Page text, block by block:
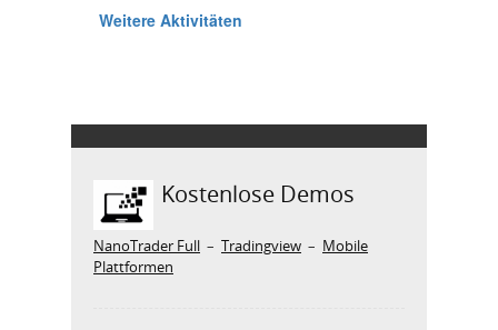
Kostenlose Demos
NanoTrader Full – Tradingview – Mobile
Plattformen